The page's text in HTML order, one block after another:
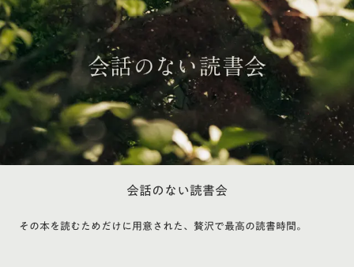
会話のない読書会
その本を読むためだけに用意された、贅沢で最高の読書時間。